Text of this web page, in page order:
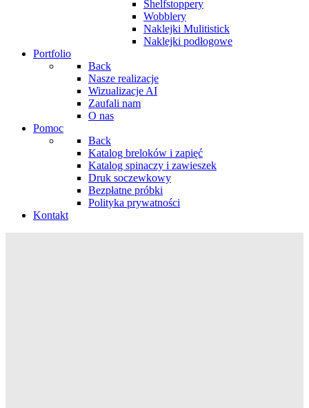
Shelfstoppery
Wobblery
Naklejki Mulitistick
Naklejki podłogowe
Portfolio
Back
Nasze realizacje
Wizualizacje AI
Zaufali nam
O nas
Pomoc
Back
Katalog breloków i zapięć
Katalog spinaczy i zawieszek
Druk soczewkowy
Bezpłatne próbki
Polityka prywatności
Kontakt